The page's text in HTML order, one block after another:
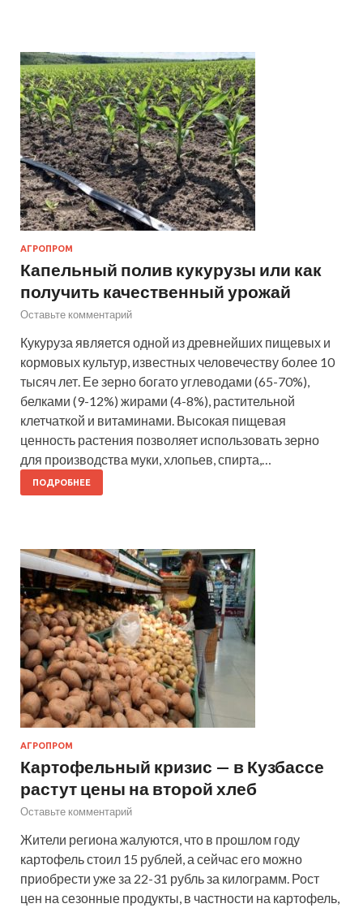
АГРОПРОМ
Капельный полив кукурузы или как
получить качественный урожай
Оставьте комментарий
Кукуруза является одной из древнейших пищевых и
кормовых культур, известных человечеству более 10
тысяч лет. Ее зерно богато углеводами (65-70%),
белками (9-12%) жирами (4-8%), растительной
клетчаткой и витаминами. Высокая пищевая
ценность растения позволяет использовать зерно
для производства муки, хлопьев, спирта,…
ПОДРОБНЕЕ
АГРОПРОМ
Картофельный кризис — в Кузбассе
растут цены на второй хлеб
Оставьте комментарий
Жители региона жалуются, что в прошлом году
картофель стоил 15 рублей, а сейчас его можно
приобрести уже за 22-31 рубль за килограмм. Рост
цен на сезонные продукты, в частности на картофель,